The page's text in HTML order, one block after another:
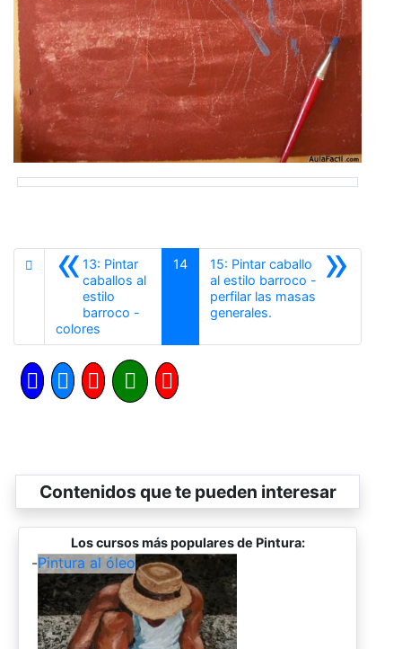
«13: Pintar
caballos al
estilo
barroco -
colores
14 »
15: Pintar caballo
al estilo barroco -
perfilar las masas
generales.
Contenidos que te pueden interesar
Los cursos más populares de Pintura:
-Pintura al óleo